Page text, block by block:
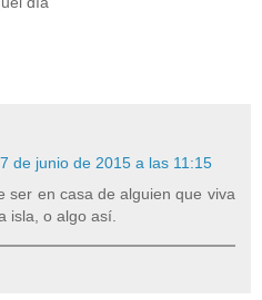
de junio de 2015 a las 11:15
ser en casa de alguien que viva
isla, o algo así.